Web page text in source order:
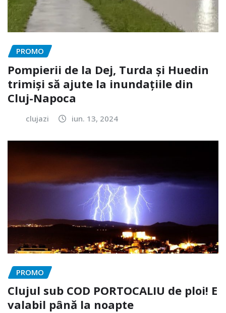
PROMO
Pompierii de la Dej, Turda și Huedin
trimiși să ajute la inundațiile din
Cluj-Napoca
clujazi iun. 13, 2024
PROMO
Clujul sub COD PORTOCALIU de ploi! E
valabil până la noapte